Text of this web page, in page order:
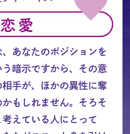
あなたのポジションを
暗示ですから、その意
手が、ほかの異性に奪
もしれません。そろそ
えている人にとって